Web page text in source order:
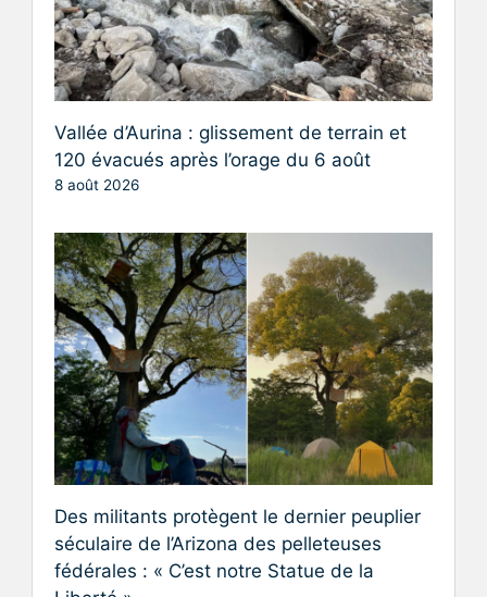
Vallée d’Aurina : glissement de terrain et
120 évacués après l’orage du 6 août
8 août 2026
Des militants protègent le dernier peuplier
séculaire de l’Arizona des pelleteuses
fédérales : « C’est notre Statue de la